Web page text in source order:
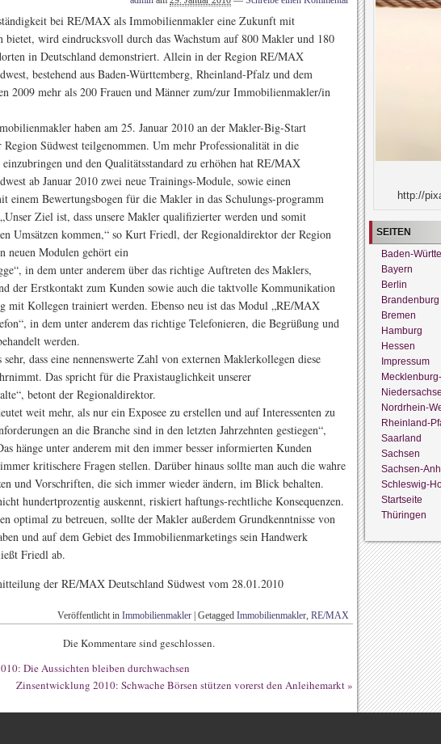
bei RE/MAX als Immobilienmakler eine Zukunft mit
bietet, wird eindrucksvoll durch das Wachstum auf 800 Makler und 180
in Deutschland demonstriert. Allein in der Region RE/MAX
bestehend aus Baden-Württemberg, Rheinland-Pfalz und dem
2009 mehr als 200 Frauen und Männer zum/zur Immobilienmakler/in
haben am 25. Januar 2010 an der Makler-Big-Start
Region Südwest teilgenommen. Um mehr Professionalität in die
und den Qualitätsstandard zu erhöhen hat RE/MAX
ab Januar 2010 zwei neue Trainings-Module, sowie einen
einem Bewertungsbogen für die Makler in das Schulungs-programm
Ziel ist, dass unsere Makler qualifizierter werden und somit
Umsätzen kommen,“ so Kurt Friedl, der Regionaldirektor der Region
neuen Modulen gehört ein
in dem unter anderem über das richtige Auftreten des Maklers,
der Erstkontakt zum Kunden sowie auch die taktvolle Kommunikation
mit Kollegen trainiert werden. Ebenso neu ist das Modul „RE/MAX
in dem unter anderem das richtige Telefonieren, die Begrüßung und
werden.
dass eine nennenswerte Zahl von externen Maklerkollegen diese
Das spricht für die Praxistauglichkeit unserer
betont der Regionaldirektor.
weit mehr, als nur ein Exposee zu erstellen und auf Interessenten zu
an die Branche sind in den letzten Jahrzehnten gestiegen“,
hänge unter anderem mit den immer besser informierten Kunden
kritischere Fragen stellen. Darüber hinaus sollte man auch die wahre
und Vorschriften, die sich immer wieder ändern, im Blick behalten.
hundertprozentig auskennt, riskiert haftungs-rechtliche Konsequenzen.
optimal zu betreuen, sollte der Makler außerdem Grundkenntnisse von
und auf dem Gebiet des Immobilienmarketings sein Handwerk
Friedl ab.
der RE/MAX Deutschland Südwest vom 28.01.2010
Veröffentlicht in Immobilienmakler Getagged Immobilienmakler, RE/MAX
Die Kommentare sind geschlossen.
Die Aussichten bleiben durchwachsen
Zinsentwicklung 2010: Schwache Börsen stützen vorerst den Anleihemarkt»
http://
SEITEN
Baden-
Bayern
Berlin
Brandenburg
Bremen
Hamburg
Hessen
Impressum
Nordrhein-
Rheinland-
Saarland
Sachsen
Sachsen-
Schleswig-
Startseite
Thüringen